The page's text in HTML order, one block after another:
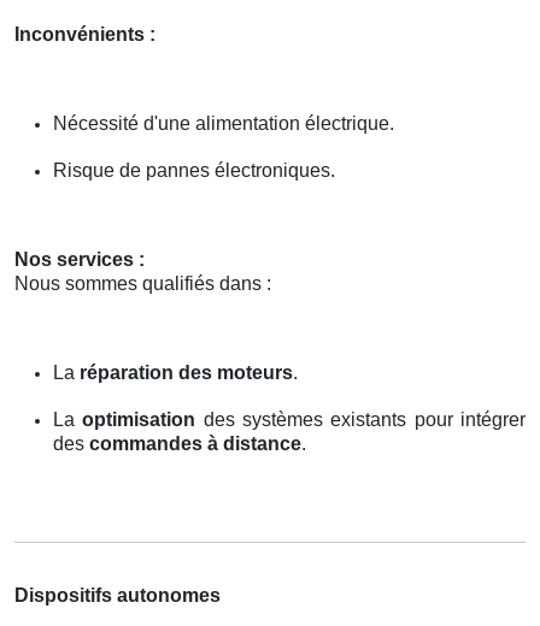
Inconvénients :
Nécessité d'une alimentation électrique.
Risque de pannes électroniques.
Nos services :
Nous sommes qualifiés dans :
La réparation des moteurs.
Laoptimisation des systèmes existants pour intégrer
des commandes à distance.
Dispositifs autonomes